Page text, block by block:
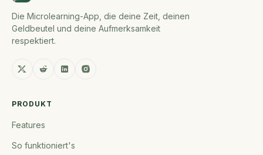
Die Microlearning-App, die deine Zeit, deinen
Geldbeutel und deine Aufmerksamkeit
respektiert.
PRODUKT
Features
So funktioniert's